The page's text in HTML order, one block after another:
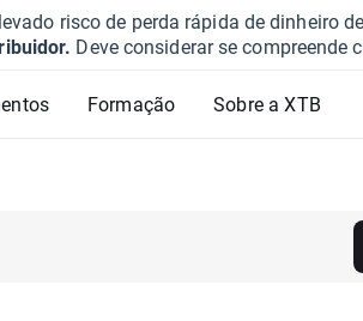
risco de perda rápida de dinheiro
Deve considerar se compreende
Formação Sobre a XTB